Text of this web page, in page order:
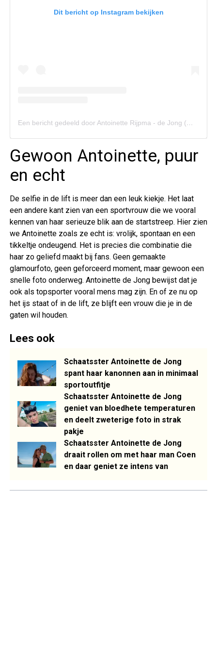
Dit bericht op Instagram bekijken
Een bericht gedeeld door Antoinette Rijpma - de Jong (@_antoinettedejong)
Gewoon Antoinette, puur
en echt
De selfie in de lift is meer dan een leuk kiekje. Het laat
een andere kant zien van een sportvrouw die we vooral
kennen van haar serieuze blik aan de startstreep. Hier zien
we Antoinette zoals ze echt is: vrolijk, spontaan en een
tikkeltje ondeugend. Het is precies die combinatie die
haar zo geliefd maakt bij fans. Geen gemaakte
glamourfoto, geen geforceerd moment, maar gewoon een
snelle foto onderweg. Antoinette de Jong bewijst dat je
ook als topsporter vooral mens mag zijn. En of ze nu op
het ijs staat of in de lift, ze blijft een vrouw die je in de
gaten wil houden.
Lees ook
Schaatsster Antoinette de Jong
spant haar kanonnen aan in minimaal
sportoutfitje
Schaatsster Antoinette de Jong
geniet van bloedhete temperaturen
en deelt zweterige foto in strak
pakje
Schaatsster Antoinette de Jong
draait rollen om met haar man Coen
en daar geniet ze intens van